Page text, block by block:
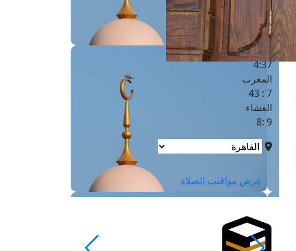
6 :18
الظهر
1 : 1
العصر
4:37
المغرب
7 : 43
العشاء
9 :8
عرض مواقيت الصلاة